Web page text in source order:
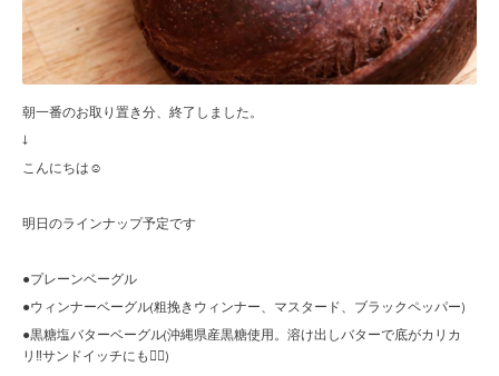
朝一番のお取り置き分、終了しました。
↓
こんにちは☺︎
明日のラインナップ予定です
●プレーンベーグル
●ウィンナーベーグル(粗挽きウィンナー、マスタード、ブラックペッパー)
●黒糖塩バターベーグル(沖縄県産黒糖使用。溶け出しバターで底がカリカ
リ‼︎サンドイッチにも🙆‍♀️)